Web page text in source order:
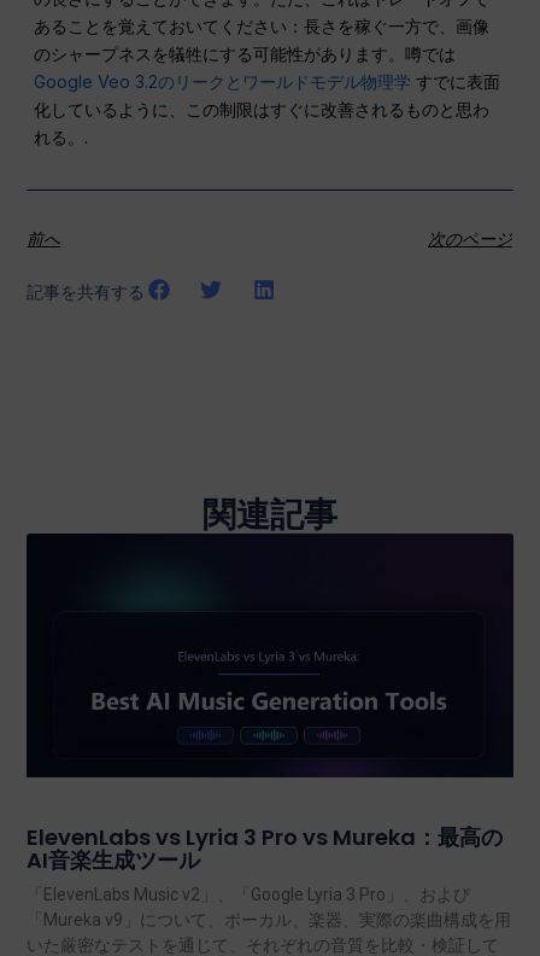
あることを覚えておいてください：長さを稼ぐ一方で、画像
のシャープネスを犠牲にする可能性があります。噂では
Google Veo 3.2のリークとワールドモデル物理学 すでに表面
化しているように、この制限はすぐに改善されるものと思わ
れる。.
前へ 次のページ
記事を共有する
関連記事
ElevenLabs vs Lyria 3 Pro vs Mureka：最高の
AI音楽生成ツール
「ElevenLabs Music v2」、「Google Lyria 3 Pro」、および
「Mureka v9」について、ボーカル、楽器、実際の楽曲構成を用
いた厳密なテストを通じて、それぞれの音質を比較・検証して